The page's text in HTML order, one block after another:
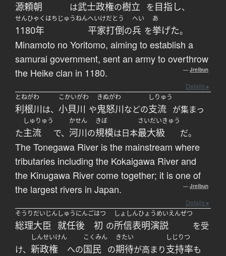
源頼朝 は武士政権の樹立 を目指し、
せんひゃくはちじゅうねん
1180年
へいけだとう
平家打倒の
へい
兵 を
あ
挙げた。
Minamoto no Yoritomo, aiming to establish a
samurai government, sent an army to overthrow
the Heike clan in 1180.
— Jreibun
Details ▸
とねがわ
利根川は、
こかいがわ
小貝川 や
きぬがわ
鬼怒川などの
しりゅう
支流 が集まっ
た
しゅりゅう
主流 で、
かせん
河川の
きぼ
規模は日本
さいだいきゅう
最大級 だ。
The Tonegawa River is the mainstream where
tributaries including the Kokaigawa River and
the Kinugawa River come together; it is one of
the largest rivers in Japan.
— Jreibun
Details ▸
そうりだいじん
総理大臣
しゅうにんご
就任後
はつ
初 の
しょしんひょうめいえんぜつ
所信表明演説 を受
け、
しんせいけん
新政権 への
こくみん
国民 の
きたい
期待が高まり
しじりつ
支持率も